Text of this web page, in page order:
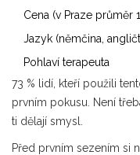
Cena (v Praze průměr
Jazyk (němčina,
Pohlaví terapeuta
73 % lidí, kteří použili
prvním pokusu. Není
ti dělají smysl.
Před prvním sezením si